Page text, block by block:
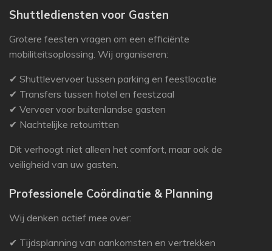
Shuttlediensten voor Gasten
Grotere feesten vragen om een efficiënte
mobiliteitsoplossing. Wij organiseren:
✔ Shuttlevervoer tussen parking en feestlocatie
✔ Transfers tussen hotel en feestzaal
✔ Vervoer voor buitenlandse gasten
✔ Nachtelijke retourritten
Dit verhoogt niet alleen het comfort, maar ook de
veiligheid van uw gasten.
Professionele Coördinatie & Planning
Wij denken actief mee over:
✔ Tijdsplanning van aankomsten en vertrekken